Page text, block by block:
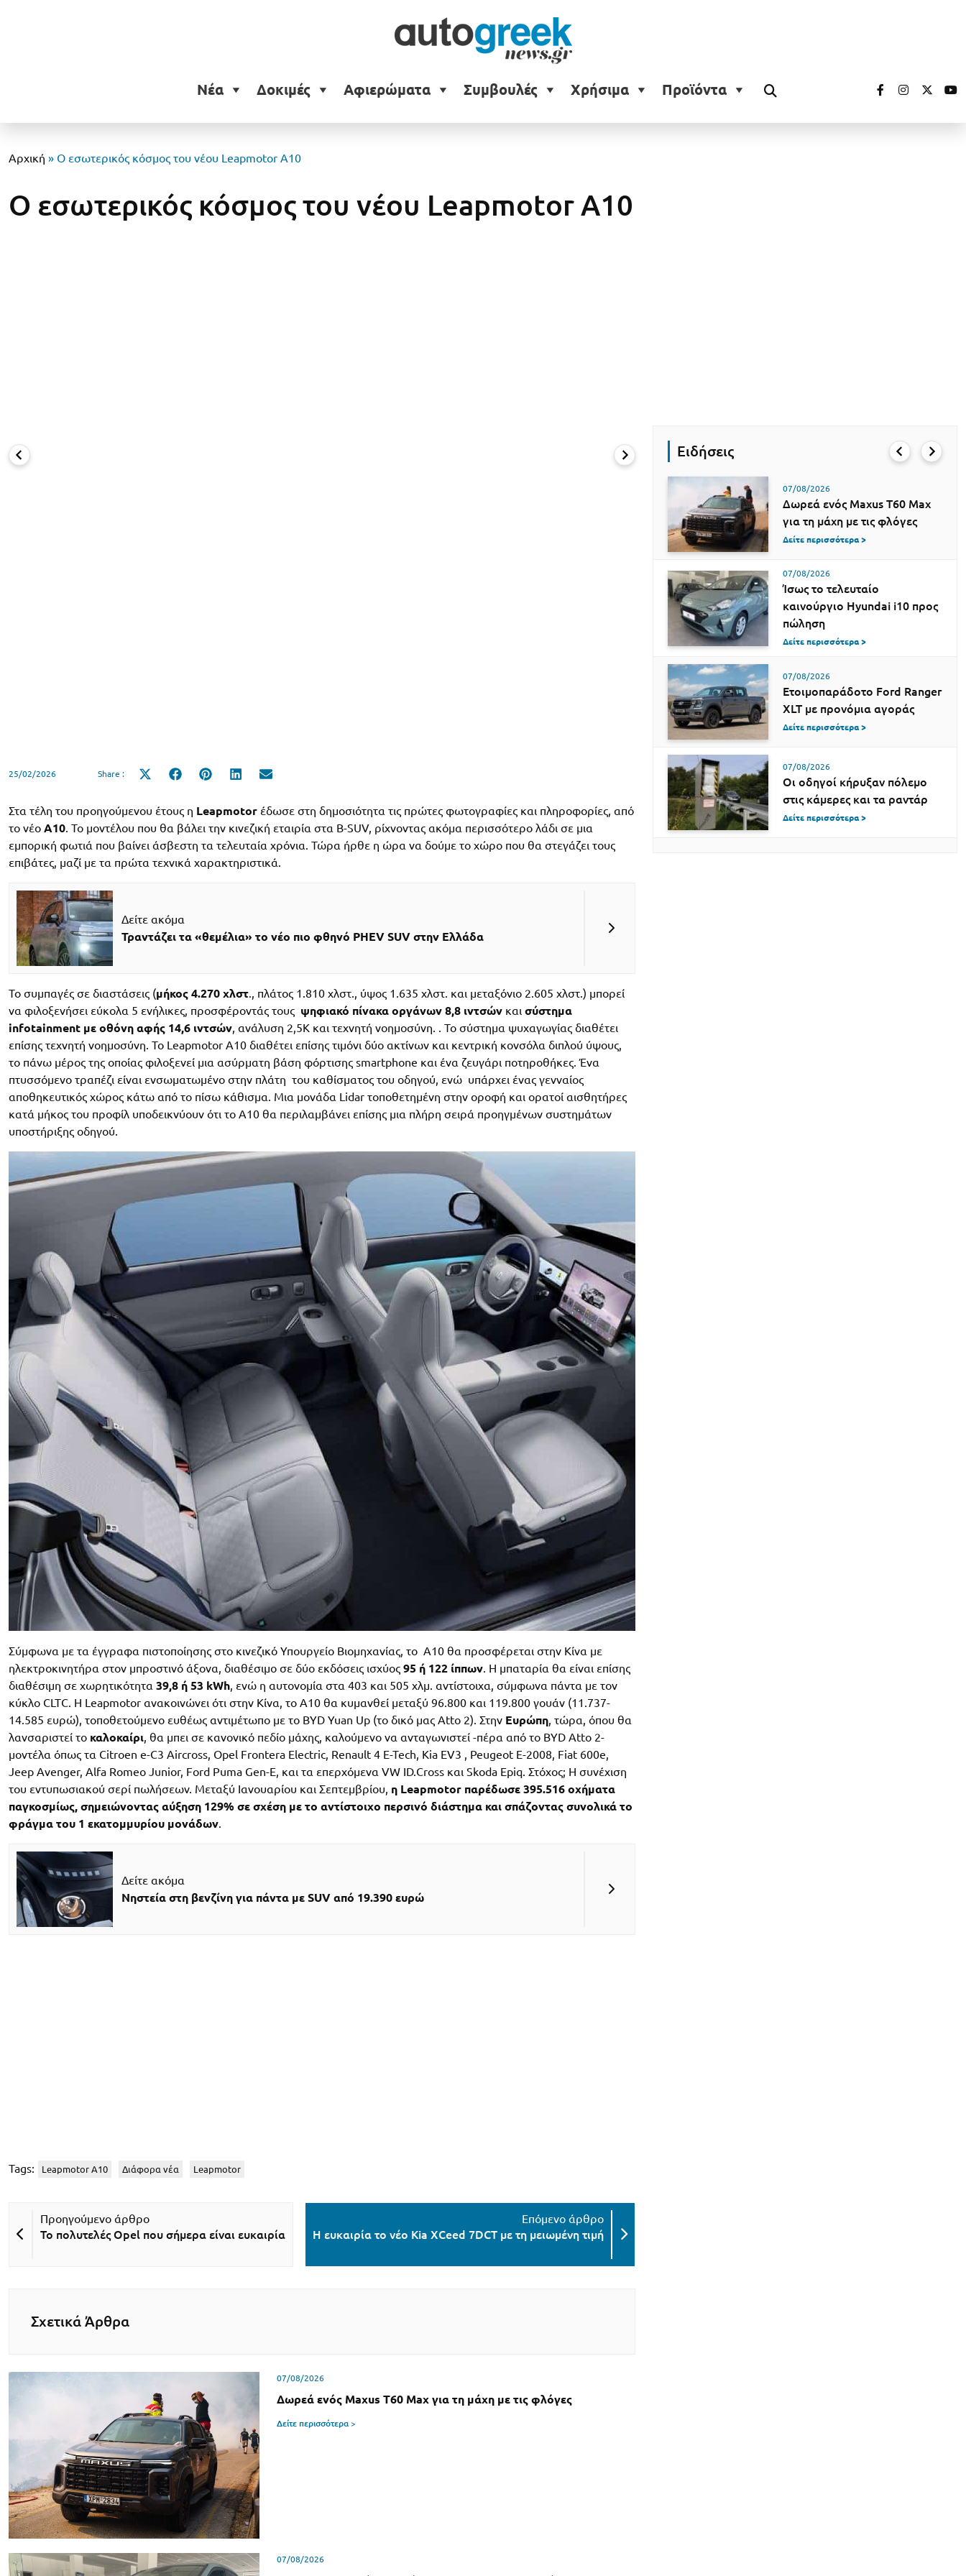
Νέα Δοκιμές Αφιερώματα Συμβουλές Χρήσιμα Προϊόντα
Αρχική » Ο εσωτερικός κόσμος του νέου Leapmotor A10
Ο εσωτερικός κόσμος του νέου Leapmotor A10
25/02/2026 Share :
Share
Share
Share
Share
Στα τέλη του προηγούμενου έτους η Leapmotor έδωσε στη δημοσιότητα τις πρώτες φωτογραφίες και πληροφορίες, από
το νέο A10. Το μοντέλου που θα βάλει την κινεζική εταιρία στα B-SUV, ρίχνοντας ακόμα περισσότερο λάδι σε μια
εμπορική φωτιά που βαίνει άσβεστη τα τελευταία χρόνια. Τώρα ήρθε η ώρα να δούμε το χώρο που θα στεγάζει τους
επιβάτες, μαζί με τα πρώτα τεχνικά χαρακτηριστικά.
Δείτε ακόμα
Τραντάζει τα «θεμέλια» το νέο πιο φθηνό PHEV SUV στην Ελλάδα
Το συμπαγές σε διαστάσεις (μήκος 4.270 χλστ., πλάτος 1.810 χλστ., ύψος 1.635 χλστ. και μεταξόνιο 2.605 χλστ.) μπορεί
να φιλοξενήσει εύκολα 5 ενήλικες, προσφέροντάς τους ψηφιακό πίνακα οργάνων 8,8 ιντσών και σύστημα
infotainment με οθόνη αφής 14,6 ιντσών, ανάλυση 2,5K και τεχνητή νοημοσύνη. . Το σύστημα ψυχαγωγίας διαθέτει
επίσης τεχνητή νοημοσύνη. Το Leapmotor A10 διαθέτει επίσης τιμόνι δύο ακτίνων και κεντρική κονσόλα διπλού ύψους,
το πάνω μέρος της οποίας φιλοξενεί μια ασύρματη βάση φόρτισης smartphone και ένα ζευγάρι ποτηροθήκες. Ένα
πτυσσόμενο τραπέζι είναι ενσωματωμένο στην πλάτη του καθίσματος του οδηγού, ενώ υπάρχει ένας γενναίος
αποθηκευτικός χώρος κάτω από το πίσω κάθισμα. Μια μονάδα Lidar τοποθετημένη στην οροφή και ορατοί αισθητήρες
κατά μήκος του προφίλ υποδεικνύουν ότι το A10 θα περιλαμβάνει επίσης μια πλήρη σειρά προηγμένων συστημάτων
υποστήριξης οδηγού.
Σύμφωνα με τα έγγραφα πιστοποίησης στο κινεζικό Υπουργείο Βιομηχανίας, το A10 θα προσφέρεται στην Κίνα με
ηλεκτροκινητήρα στον μπροστινό άξονα, διαθέσιμο σε δύο εκδόσεις ισχύος 95 ή 122 ίππων. Η μπαταρία θα είναι επίσης
διαθέσιμη σε χωρητικότητα 39,8 ή 53 kWh, ενώ η αυτονομία στα 403 και 505 χλμ. αντίστοιχα, σύμφωνα πάντα με τον
κύκλο CLTC. Η Leapmotor ανακοινώνει ότι στην Κίνα, το A10 θα κυμανθεί μεταξύ 96.800 και 119.800 γουάν (11.737-
14.585 ευρώ), τοποθετούμενο ευθέως αντιμέτωπο με το BYD Yuan Up (το δικό μας Atto 2). Στην Ευρώπη, τώρα, όπου θα
λανσαριστεί το καλοκαίρι, θα μπει σε κανονικό πεδίο μάχης, καλούμενο να ανταγωνιστεί -πέρα από το BYD Atto 2-
μοντέλα όπως τα Citroen e-C3 Aircross, Opel Frontera Electric, Renault 4 E-Tech, Kia EV3 , Peugeot E-2008, Fiat 600e,
Jeep Avenger, Alfa Romeo Junior, Ford Puma Gen-E, και τα επερχόμενα VW ID.Cross και Skoda Epiq. Στόχος; Η συνέχιση
του εντυπωσιακού σερί πωλήσεων. Μεταξύ Ιανουαρίου και Σεπτεμβρίου, η Leapmotor παρέδωσε 395.516 οχήματα
παγκοσμίως, σημειώνοντας αύξηση 129% σε σχέση με το αντίστοιχο περσινό διάστημα και σπάζοντας συνολικά το
φράγμα του 1 εκατομμυρίου μονάδων.
Δείτε ακόμα
Νηστεία στη βενζίνη για πάντα με SUV από 19.390 ευρώ
Tags: Leapmotor A10 Διάφορα νέα Leapmotor
Το πολυτελές Opel που σήμερα είναι ευκαιρία H ευκαιρία το νέο Kia XCeed 7DCT με τη μειωμένη τιμή
Σχετικά Άρθρα
07/08/2026
Δωρεά ενός Maxus T60 Max για τη μάχη με τις φλόγες
Δείτε περισσότερα >
07/08/2026
Ειδήσεις
07/08/2026
Δωρεά ενός Maxus T60 Max
για τη μάχη με τις φλόγες
Δείτε περισσότερα >
07/08/2026
Ίσως το τελευταίο
καινούργιο Hyundai i10 προς
πώληση
Δείτε περισσότερα >
07/08/2026
Ετοιμοπαράδοτο Ford Ranger
XLT με προνόμια αγοράς
Δείτε περισσότερα >
07/08/2026
Οι οδηγοί κήρυξαν πόλεμο
στις κάμερες και τα ραντάρ
Δείτε περισσότερα >